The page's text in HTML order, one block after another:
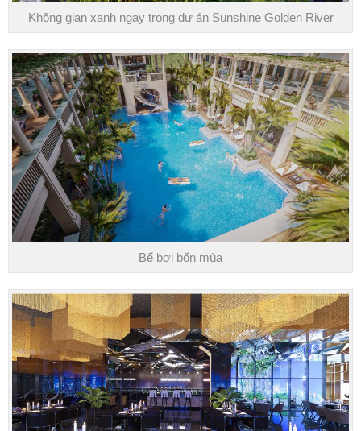
Không gian xanh ngay trong dự án Sunshine Golden River
Bể bơi bốn mùa